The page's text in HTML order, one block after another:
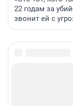
22 годам за
звонит ей с